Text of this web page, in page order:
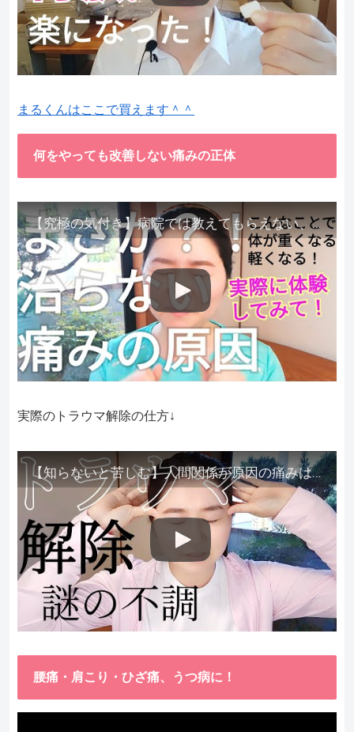
まるくんはここで買えます＾＾
何をやっても改善しない痛みの正体
【究極の気付き】病院では教えてもらえない、その長年悩んできた痛み、症状、どうして治らないのか？痛みの正体、実際に今すぐ試して知ってほしい。
実際のトラウマ解除の仕方↓
【知らないと苦しむ】人間関係が原因の痛みはトラウマ解除が必須。病院に行っても原因不明で治らない不調はこれをしてからケアしてみてください。
腰痛・肩こり・ひざ痛、うつ病に！